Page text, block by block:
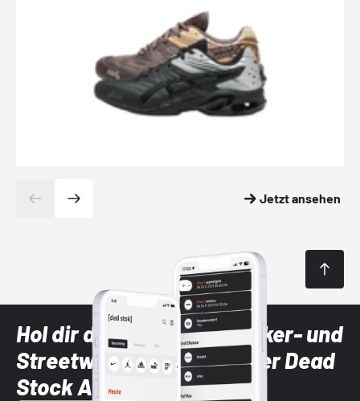
Jetzt ansehen
Hol dir die neuesten Sneaker- und
Streetwear-Brands mit der Dead
Stock App